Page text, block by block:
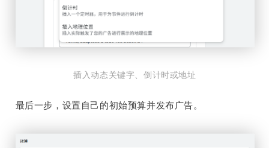
插入动态关键字、倒计时或地址
最后一步，设置自己的初始预算并发布广告。